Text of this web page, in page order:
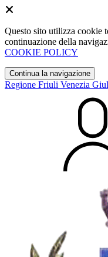
Questo sito utilizza cookie
continuazione della
COOKIE POLICY
Continua la navigazione
Regione Friuli Venezia